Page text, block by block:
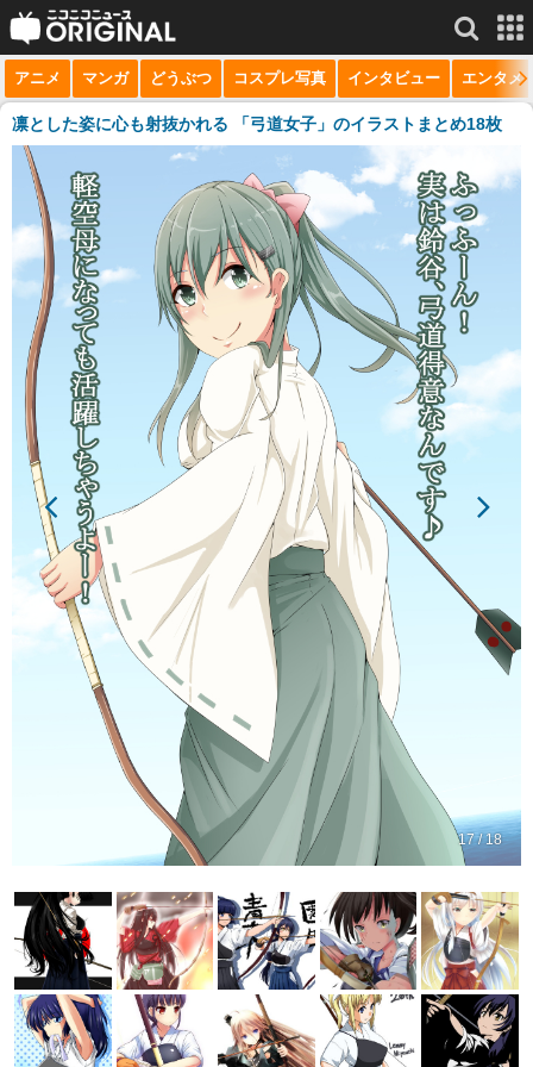
サービス一覧 もっと見る
niconico
動画
生放送
ニュース
チャンネル
マンガ
ニコニコQ
アニメ マンガ どうぶつ コスプレ写真 インタビュー エンタメ
凛とした姿に心も射抜かれる 「弓道女子」のイラストまとめ18枚
17 / 18